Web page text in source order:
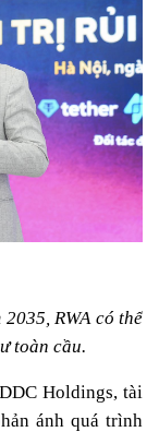
RWA có thể
toàn cầu.
Holdings, tài
ánh quá trình